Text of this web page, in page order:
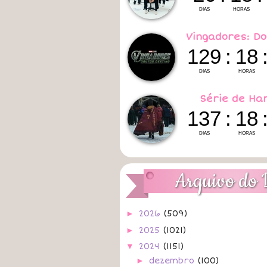
Vingadores:
Série de
Arquivo do
► 2026 (509)
► 2025 (1021)
▼ 2024 (1151)
► dezembro (100)